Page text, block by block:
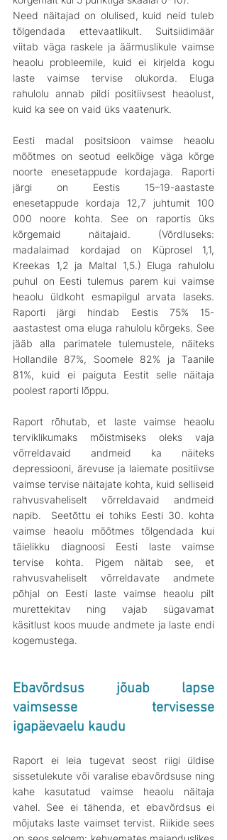
Need näitajad on olulised, kuid neid tuleb
tõlgendada ettevaatlikult. Suitsiidimäär
viitab väga raskele ja äärmuslikule vaimse
heaolu probleemile, kuid ei kirjelda kogu
laste vaimse tervise olukorda. Eluga
rahulolu annab pildi positiivsest heaolust,
kuid ka see on vaid üks vaatenurk.
Eesti madal positsioon vaimse heaolu
mõõtmes on seotud eelkõige väga kõrge
noorte enesetappude kordajaga. Raporti
järgi on Eestis 15–19-aastaste
enesetappude kordaja 12,7 juhtumit 100
000 noore kohta. See on raportis üks
kõrgemaid näitajaid. (Võrdluseks:
madalaimad kordajad on Küprosel 1,1,
Kreekas 1,2 ja Maltal 1,5.) Eluga rahulolu
puhul on Eesti tulemus parem kui vaimse
heaolu üldkoht esmapilgul arvata laseks.
Raporti järgi hindab Eestis 75% 15-
aastastest oma eluga rahulolu kõrgeks. See
jääb alla parimatele tulemustele, näiteks
Hollandile 87%, Soomele 82% ja Taanile
81%, kuid ei paiguta Eestit selle näitaja
poolest raporti lõppu.
Raport rõhutab, et laste vaimse heaolu
terviklikumaks mõistmiseks oleks vaja
võrreldavaid andmeid ka näiteks
depressiooni, ärevuse ja laiemate positiivse
vaimse tervise näitajate kohta, kuid selliseid
rahvusvaheliselt võrreldavaid andmeid
napib.  Seetõttu ei tohiks Eesti 30. kohta
vaimse heaolu mõõtmes tõlgendada kui
täielikku diagnoosi Eesti laste vaimse
tervise kohta. Pigem näitab see, et
rahvusvaheliselt võrreldavate andmete
põhjal on Eesti laste vaimse heaolu pilt
murettekitav ning vajab sügavamat
käsitlust koos muude andmete ja laste endi
kogemustega.
Ebavõrdsus jõuab lapse
vaimsesse tervisesse
igapäevaelu kaudu
Raport ei leia tugevat seost riigi üldise
sissetulekute või varalise ebavõrdsuse ning
kahe kasutatud vaimse heaolu näitaja
vahel. See ei tähenda, et ebavõrdsus ei
mõjutaks laste vaimset tervist. Riikide sees